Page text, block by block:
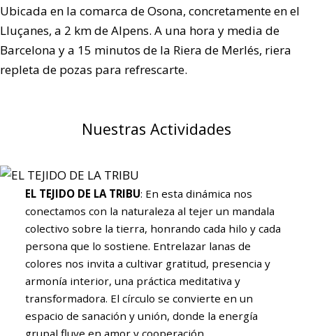
Ubicada en la comarca de Osona, concretamente en el
Lluçanes, a 2 km de Alpens. A una hora y media de
Barcelona y a 15 minutos de la Riera de Merlés, riera
repleta de pozas para refrescarte.
Nuestras Actividades
EL TEJIDO DE LA TRIBU: En esta dinámica nos
conectamos con la naturaleza al tejer un mandala
colectivo sobre la tierra, honrando cada hilo y cada
persona que lo sostiene. Entrelazar lanas de
colores nos invita a cultivar gratitud, presencia y
armonía interior, una práctica meditativa y
transformadora. El círculo se convierte en un
espacio de sanación y unión, donde la energía